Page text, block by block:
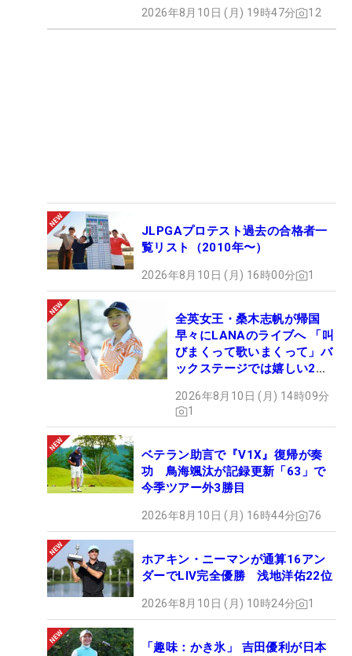
2026年8月10日 (月) 19時47分 12
JLPGAプロテスト過去の合格者一
覧リスト（2010年〜）
2026年8月10日 (月) 16時00分 1
全英女王・桑木志帆が帰国
早々にLANAのライブへ 「叫
びまくって歌いまくって」バ
ックステージでは嬉しい2シ
2026年8月10日 (月) 14時09分
1
ベテラン助言で『V1X』復帰が奏
功 鳥海颯汰が記録更新「63」で
今季ツアー外3勝目
2026年8月10日 (月) 16時44分 76
ホアキン・ニーマンが通算16アン
ダーでLIV完全優勝 浅地洋佑22位
2026年8月10日 (月) 10時24分 1
「趣味：かき氷」 吉田優利が日本